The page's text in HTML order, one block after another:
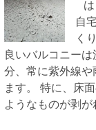
は
自
く
良いバルコニー
分、常に紫外線や
ます。 特に、床
ようなものが剥